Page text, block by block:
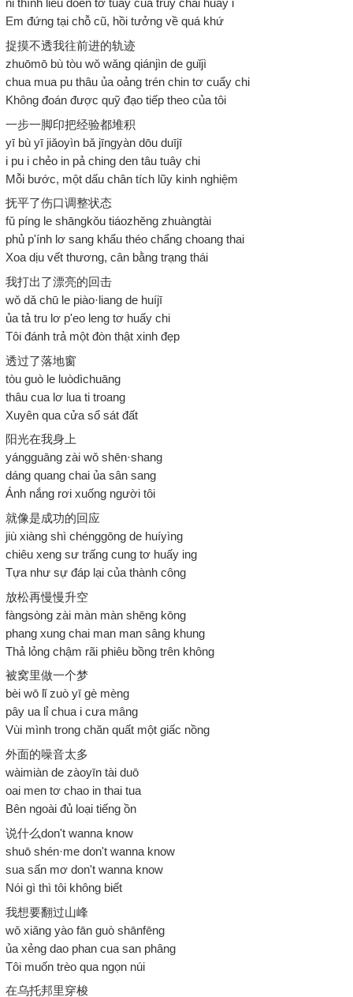
nỉ thính liếu doén tơ tuây cua truy chai huấy i
Em đứng tại chỗ cũ, hồi tưởng về quá khứ
捉摸不透我往前进的轨迹
zhuōmō bù tòu wǒ wǎng qiánjìn de guǐjì
chua mua pu thâu ủa oảng trén chin tơ cuẩy chi
Không đoán được quỹ đạo tiếp theo của tôi
一步一脚印把经验都堆积
yī bù yī jiǎoyìn bǎ jīngyàn dōu duījī
i pu i chẻo in pả ching den tâu tuây chi
Mỗi bước, một dấu chân tích lũy kinh nghiệm
抚平了伤口调整状态
fǔ píng le shāngkǒu tiáozhěng zhuàngtài
phủ p'ính lơ sang khẩu théo chẩng choang thai
Xoa dịu vết thương, cân bằng trạng thái
我打出了漂亮的回击
wǒ dǎ chū le piào·liang de huíjī
ủa tả tru lơ p'eo leng tơ huấy chi
Tôi đánh trả một đòn thật xinh đẹp
透过了落地窗
tòu guò le luòdìchuāng
thâu cua lơ lua ti troang
Xuyên qua cửa sổ sát đất
阳光在我身上
yángguāng zài wǒ shēn·shang
dáng quang chai ủa sân sang
Ánh nắng rơi xuống người tôi
就像是成功的回应
jiù xiàng shì chénggōng de huíyìng
chiêu xeng sư trấng cung tơ huấy ing
Tựa như sự đáp lại của thành công
放松再慢慢升空
fàngsòng zài màn màn shēng kōng
phang xung chai man man sâng khung
Thả lỏng chậm rãi phiêu bồng trên không
被窝里做一个梦
bèi wō lǐ zuò yī gè mèng
pây ua lỉ chua i cưa mâng
Vùi mình trong chăn quất một giấc nồng
外面的噪音太多
wàimiàn de zàoyīn tài duō
oai men tơ chao in thai tua
Bên ngoài đủ loại tiếng ồn
说什么don't wanna know
shuō shén·me don't wanna know
sua sấn mơ don't wanna know
Nói gì thì tôi không biết
我想要翻过山峰
wǒ xiǎng yào fān guò shānfēng
ủa xẻng dao phan cua san phâng
Tôi muốn trèo qua ngọn núi
在乌托邦里穿梭